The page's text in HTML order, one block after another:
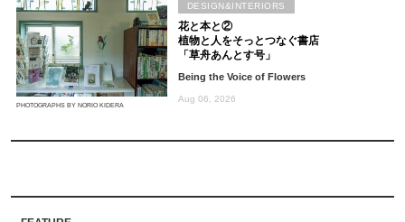
PHOTOGRAPHS BY NORIO KIDERA
花と本と②
植物と人をそっとつなぐ書店
「草舟あんとす号」
Being the Voice of Flowers
Aug 06, 2026
DESIGN&INTERIORS